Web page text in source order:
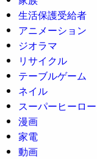
生活保護受給者
アニメーション
ジオラマ
リサイクル
テーブルゲーム
ネイル
スーパーヒーロ
漫画
家電
動画